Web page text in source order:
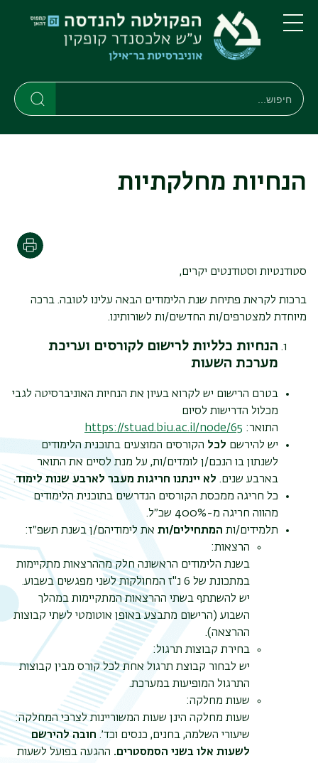
דילוג
לתוכן
העיקרי
דילוג
לתפריט
ניווט
ראשי
תפריט
חיפוש
חיפוש
הנחיות מחלקתיות
סטודנטיות וסטודנטים יקרים,
ברכות לקראת פתיחת שנת הלימודים הבאה עלינו לטובה. ברכה
מיוחדת למצטרפים/ות החדשים/ות לשורותינו.
הנחיות כלליות לרישום לקורסים ועריכת
מערכת השעות
בטרם הרישום יש לקרוא בעיון את הנחיות האוניברסיטה לגבי
מכלול הדרישות לסיום
התואר: https://stuad.biu.ac.il/node/65
יש להירשם לכל הקורסים המוצעים בתוכנית הלימודים
לשנתון בו הנכם/ן לומדים/ות, על מנת לסיים את התואר
בארבע שנים. לא יינתנו חריגות מעבר לארבע שנות לימוד.
כל חריגה ממכסת הקורסים הנדרשים בתוכנית הלימודים
מהווה חריגה מ-400% שכ״ל.
תלמידים/ות המתחילים/ות את לימודיהם/ן בשנת תשפ״ז:
הרצאות:
בשנת הלימודים הראשונה חלק מההרצאות מתקיימות
במתכונת של 6 נ"ז המחולקות לשני מפגשים בשבוע.
יש להשתתף בשתי ההרצאות המתקיימות במהלך
השבוע (הרישום מתבצע באופן אוטומטי לשתי קבוצות
ההרצאה).
בחירת קבוצות תרגול:
יש לבחור קבוצת תרגול אחת לכל קורס מבין קבוצות
התרגול המופיעות במערכת.
שעות מחלקה:
שעות מחלקה הינן שעות המשוריינות לצרכי המחלקה:
שיעורי השלמה, בחנים, כנסים וכד׳. חובה להירשם
לשעות אלו בשני הסמסטרים. ההגעה בפועל לשעות